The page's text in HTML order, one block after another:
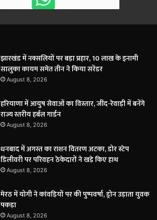
झारखंड में नक्सलियों पर बड़ा प्रहार, 10 लाख के इनामी
सालुका कायम समेत तीन ने किया सरेंडर
August 8, 2026
हरियाणा में आयुष सेवाओं का विस्तार, जींद-रेवाड़ी में बनेंगे
राज्य स्तरीय हर्बल गार्डन
August 8, 2026
धनबाद में अगस्त का राशन वितरण अटका, डोर स्टेप
डिलीवरी पर परिवहन ठेकेदारों ने खड़े किए हाथ
August 8, 2026
मेरठ में योगी ने कांवड़ियों पर की पुष्पवर्षा, ड्रोन उड़ाता युवक
पकड़ा
August 8, 2026